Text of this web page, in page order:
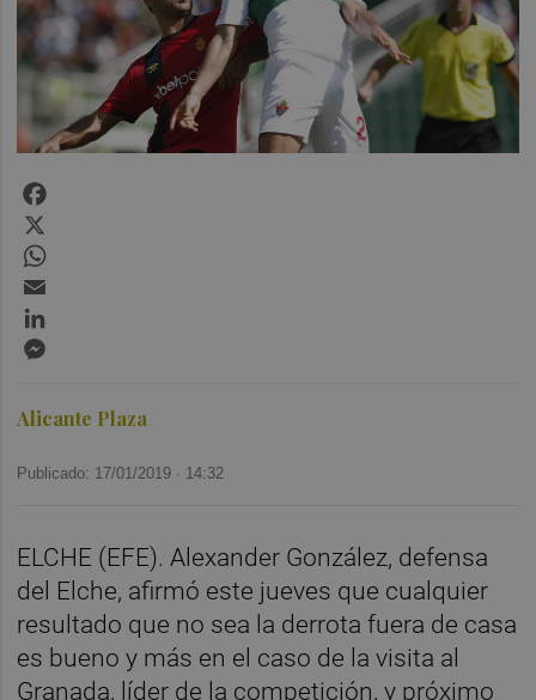
Alicante Plaza
Publicado: 17/01/2019 · 14:32
ELCHE (EFE). Alexander González, defensa
del Elche, afirmó este jueves que cualquier
resultado que no sea la derrota fuera de casa
es bueno y más en el caso de la visita al
Granada, líder de la competición, y próximo